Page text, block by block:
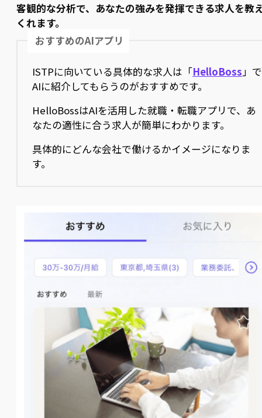
客観的な分析で、あなたの強みを発揮できる求人を教
くれます。
おすすめのAIアプリ
ISTPに向いている具体的な求人は「HelloBoss 」で
AIに紹介してもらうのがおすすめです。
HelloBossはAIを活用した就職・転職アプリで、あ
なたの適性に合う求人が簡単にわかります。
具体的にどんな会社で働けるかイメージになりま
す。